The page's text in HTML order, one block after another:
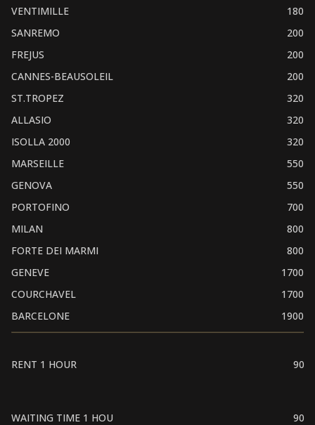
VENTIMILLE
180
SANREMO
200
FREJUS
200
CANNES-BEAUSOLEIL
200
ST.TROPEZ
320
ALLASIO
320
ISOLLA 2000
320
MARSEILLE
550
GENOVA
550
PORTOFINO
700
MILAN
800
FORTE DEI MARMI
800
GENEVE
1700
COURCHAVEL
1700
BARCELONE
1900
RENT 1 HOUR 90
WAITING TIME 1 HOU 90